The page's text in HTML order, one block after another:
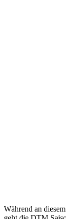
Während an